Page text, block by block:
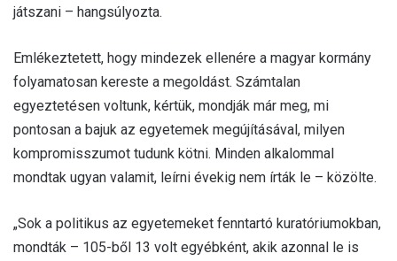
játszani – hangsúlyozta.
Emlékeztetett, hogy mindezek ellenére a magyar kormány
folyamatosan kereste a megoldást. Számtalan
egyeztetésen voltunk, kértük, mondják már meg, mi
pontosan a bajuk az egyetemek megújításával, milyen
kompromisszumot tudunk kötni. Minden alkalommal
mondtak ugyan valamit, leírni évekig nem írták le – közölte.
„Sok a politikus az egyetemeket fenntartó kuratóriumokban,
mondták – 105-ből 13 volt egyébként, akik azonnal le is